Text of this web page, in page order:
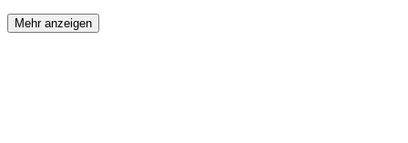
Mehr anzeigen